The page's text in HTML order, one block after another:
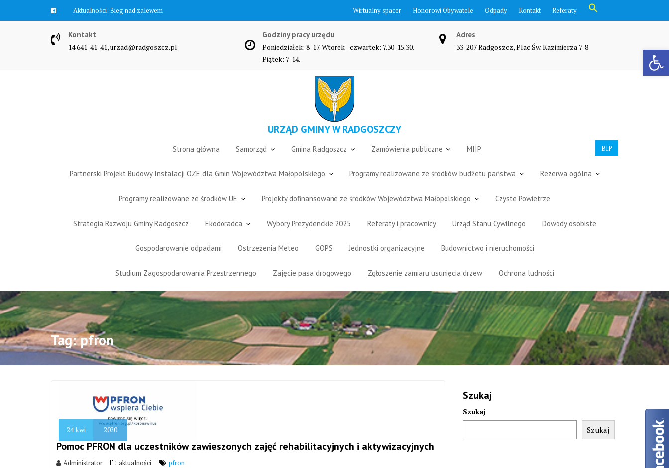
Otwórz pasek narzędzi
Aktualności: Bieg nad zalewem Wirtualny spacer Honorowi Obywatele Odpady Kontakt Referaty
Search Button
Kontakt
14 641-41-41, urzad@radgoszcz.pl
Godziny pracy urzędu
Poniedziałek: 8-17. Wtorek - czwartek: 7.30-15.30.
Piątek: 7-14.
Adres
33-207 Radgoszcz, Plac Św. Kazimierza 7-8
URZĄD GMINY W RADGOSZCZY
BIP
Strona główna Samorząd Gmina Radgoszcz Zamówienia publiczne MIIP
Partnerski Projekt Budowy Instalacji OZE dla Gmin Województwa Małopolskiego Programy realizowane ze środków budżetu państwa Rezerwa ogólna
Programy realizowane ze środków UE Projekty dofinansowane ze środków Województwa Małopolskiego Czyste Powietrze
Strategia Rozwoju Gminy Radgoszcz Ekodoradca Wybory Prezydenckie 2025 Referaty i pracownicy Urząd Stanu Cywilnego Dowody osobiste
Gospodarowanie odpadami Ostrzeżenia Meteo GOPS Jednostki organizacyjne Budownictwo i nieruchomości
Studium Zagospodarowania Przestrzennego Zajęcie pasa drogowego Zgłoszenie zamiaru usunięcia drzew Ochrona ludności
Tag:pfron
24kwi 2020
Pomoc PFRON dla uczestników zawieszonych zajęć rehabilitacyjnych i aktywizacyjnych
Administrator aktualności pfron
Szukaj
Szukaj
Szukaj